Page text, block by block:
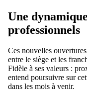
Une
professionnels
Ces nouvelles
entre le siège et les
Fidèle à ses valeurs :
entend poursuivre sur
dans les mois à venir.